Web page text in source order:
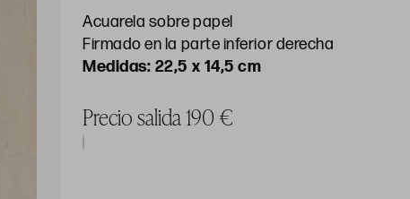
Acuarela sobre papel
Firmado en la parte inferior derecha
22,5 x 14,5 cm
Precio salida 190 €